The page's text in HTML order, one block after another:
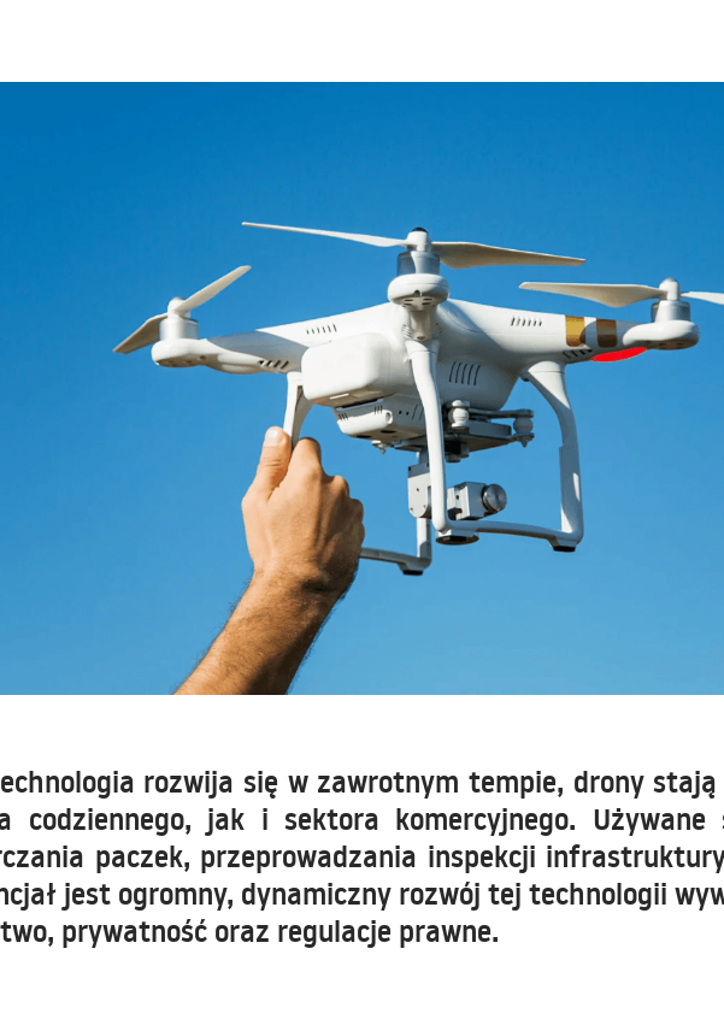
rozwija się w zawrotnym tempie, drony
codziennego, jak i sektora komercyjnego.
paczek, przeprowadzania inspekcji
jest ogromny, dynamiczny rozwój tej technologii
prywatność oraz regulacje prawne.